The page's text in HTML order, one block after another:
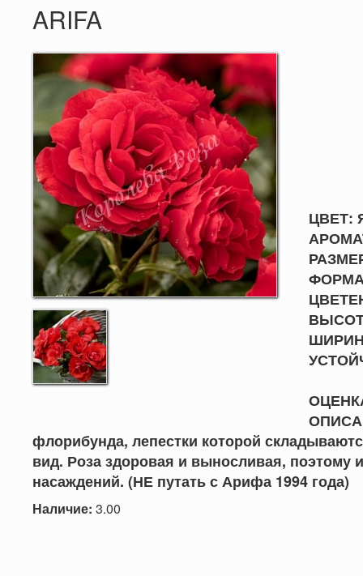
ARIFA
ЦВЕТ:
ФОРМА
флорибунда, лепестки которой
вид. Роза здоровая и выносливая,
насаждений. (НЕ путать с Арифа 1994 года)
Наличие: 3.00